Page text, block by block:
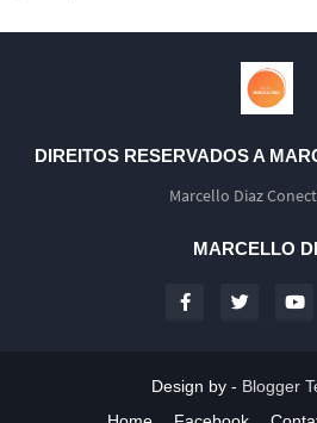
DIREITOS RESERVADOS A
Marcello Diaz
MARCELLO
Design by - Blogger